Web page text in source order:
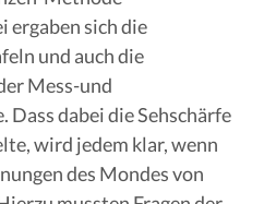
ergaben sich die
und auch die
Mess-und
Dass dabei die Sehschärfe
wird jedem klar, wenn
des Mondes von